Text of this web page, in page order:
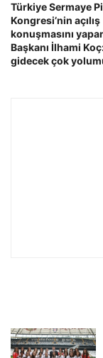
Türkiye Sermaye
Kongresi’nin açılış
konuşmasını
Başkanı İlhami
gidecek çok